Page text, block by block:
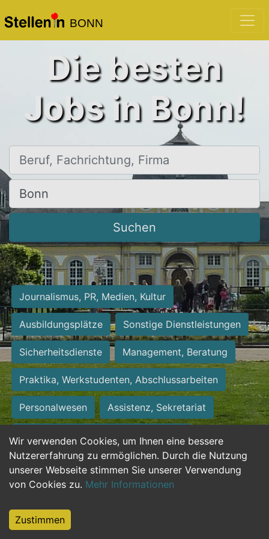
BONN
Wir verwenden Cookies, um Ihnen eine bessere
Nutzererfahrung zu ermöglichen. Durch die Nutzung
unserer Webseite stimmen Sie unserer Verwendung
von Cookies zu. Mehr Informationen
Zustimmen
Die besten
Jobs in Bonn!
Beruf, Fachrichtung, Firma
Ort, Stadt
Suchen
Journalismus, PR, Medien, Kultur
Ausbildungsplätze Sonstige Dienstleistungen
Sicherheitsdienste Management, Beratung
Praktika, Werkstudenten, Abschlussarbeiten
Personalwesen Assistenz, Sekretariat
Hilfskräfte, Aushilfs- und Nebenjobs
Einkauf, Logistik, Materialwirtschaft
Weiterbildung, Studium, duale Ausbildung
Tourismus